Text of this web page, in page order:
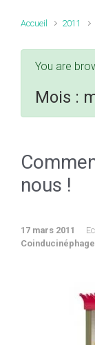
Accueil 2011
You are
Mois :
nous !
17 mars 2011
Coinducinéphage